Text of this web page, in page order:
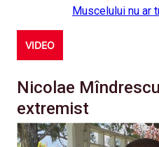
Muscelului nu ar
VIDEO
Nicolae
extremist